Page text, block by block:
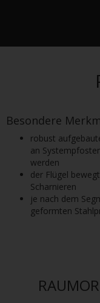
Besondere
robust
an
werden
der Flügel
Scharnieren
je nach dem
geformten